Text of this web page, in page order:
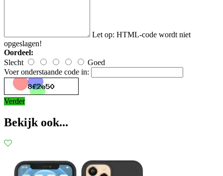
Let op: HTML-code wordt niet
opgeslagen!
Oordeel:
Slecht
Goed
Voer onderstaande code in:
Verder
Bekijk ook...